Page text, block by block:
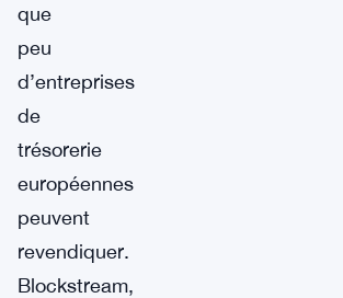
que
peu
d’entreprises
de
trésorerie
européennes
peuvent
revendiquer.
Blockstream,